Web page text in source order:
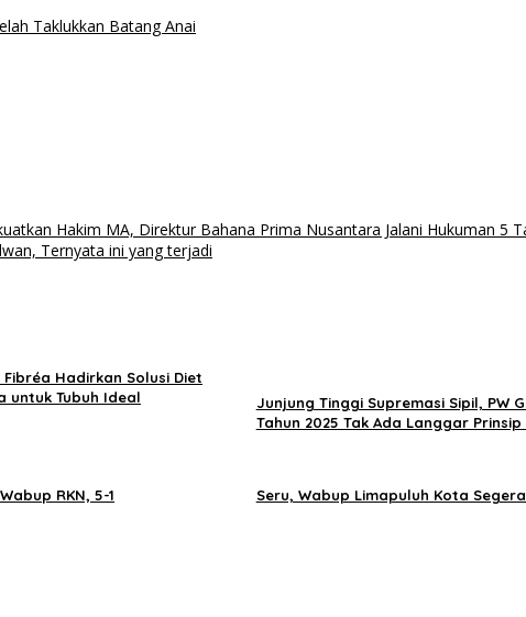
Taklukkan Batang Anai
Hakim MA, Direktur Bahana Prima Nusantara Jalani Hukuman 5
Ternyata ini yang terjadi
Hadirkan Solusi Diet
untuk Tubuh Ideal
Junjung Tinggi Supremasi Sipil, PW
Tahun 2025 Tak Ada Langgar
RKN, 5-1 Seru, Wabup Limapuluh Kota Segera